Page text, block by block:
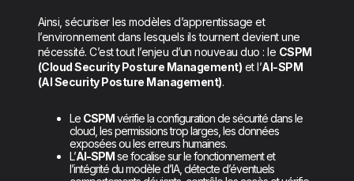
Ainsi, sécuriser les modèles d’apprentissage et
l’environnement dans lesquels ils tournent devient une
nécessité. C’est tout l’enjeu d’un nouveau duo : le CSPM
(Cloud Security Posture Management) et l’AI-SPM
(AI Security Posture Management).
Le CSPMvérifie la configuration de sécurité dans le
cloud, les permissions trop larges, les données
exposées ou les erreurs humaines.
L’AI-SPMse focalise sur le fonctionnement et
l’intégrité du modèle d’IA, détecte d’éventuels